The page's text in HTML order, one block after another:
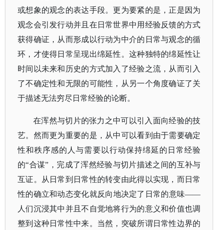
或想象的观念的表达手段。更为要紧的是，正是因为
观念会引发行动并且在日常世界中用经验反馈的方式
获得确证，从而形成以行动为中介的日常与观念的循
环，才使得日常呈现出绵延性。这种独特的绵延性让
时间以未来和历史的方式加入了经验之流，从而引入
了不确定性和无限的可能性，从另一个角度确证了关
于描述无法穷尽日常经验的论断。
在浑然与切片的张力之中可以引入面向经验的技
艺。然而更为重要的是，从中可以看到由于需要确定
性和秩序感的人与需要以行动保持绵延的日常经验
的“合谋”，完成了浑然经验与切片描述之间的互补与
互证。从日常到日常性的转变由此得以实现，而日常
性的确立和动态变化就反向地决定了日常的意味——
人们沉浸其中并且不自觉地将行为的意义和价值也调
整到这种日常性中来。当然，突破所谓日常性边界的